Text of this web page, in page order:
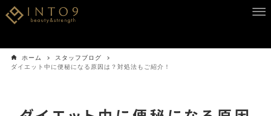
ホーム
スタッフブログ
ダイエット中に便秘になる原因は？対処法もご紹介！